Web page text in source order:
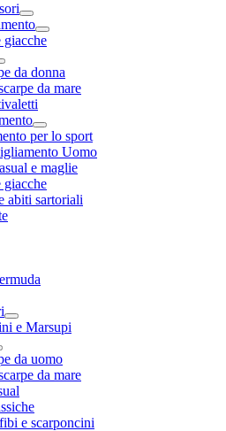
giacche
da donna
da mare
per lo sport
Uomo
e maglie
giacche
abiti sartoriali
e Marsupi
da uomo
da mare
e scarponcini